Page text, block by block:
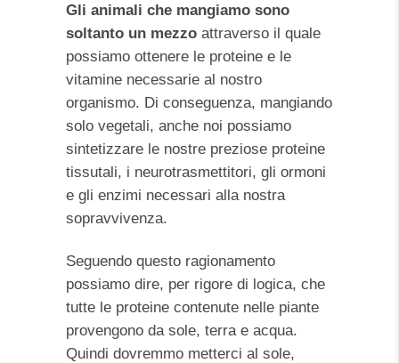
Gli animali che mangiamo sono
soltanto un mezzo attraverso il quale
possiamo ottenere le proteine e le
vitamine necessarie al nostro
organismo. Di conseguenza, mangiando
solo vegetali, anche noi possiamo
sintetizzare le nostre preziose proteine
tissutali, i neurotrasmettitori, gli ormoni
e gli enzimi necessari alla nostra
sopravvivenza.
Seguendo questo ragionamento
possiamo dire, per rigore di logica, che
tutte le proteine contenute nelle piante
provengono da sole, terra e acqua.
Quindi dovremmo metterci al sole,